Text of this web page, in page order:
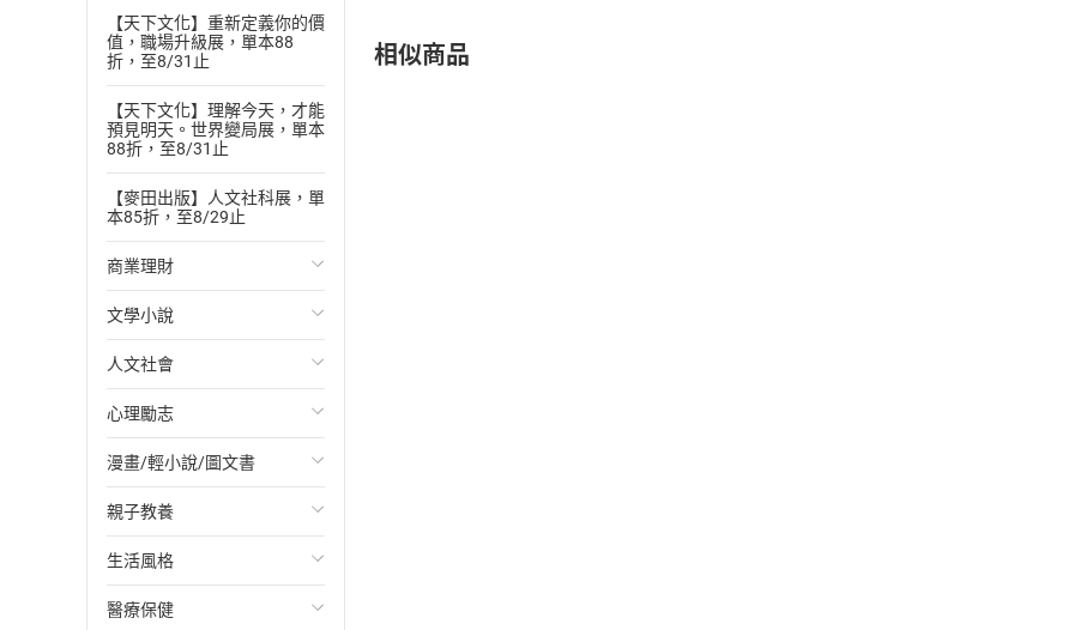
【天下文化】重新定義你的價
值，職場升級展，單本88
折，至8/31止
【天下文化】理解今天，才能
預見明天。世界變局展，單本
88折，至8/31止
【麥田出版】人文社科展，單
本85折，至8/29止
商業理財
投資理財
經濟/趨勢
財務/金融
管理/領導
職場工作術
成功法
行銷/廣告
文學小說
歐美文學
日本文學
韓國文學
華文文學
經典文學
成長/家庭生活小說
人文社會
國際關係
政治
社會科學
台灣/中國歷史
日/韓歷史
心理勵志
心靈成長/情緒
人際關係
兩性關係
心理學
漫畫/輕小說/圖文書
輕小說
奇幻/科幻
愛情故事
親子教養
教育現場
兒童文學/故事
生活風格
飲食/食譜
醫療保健
相似商品